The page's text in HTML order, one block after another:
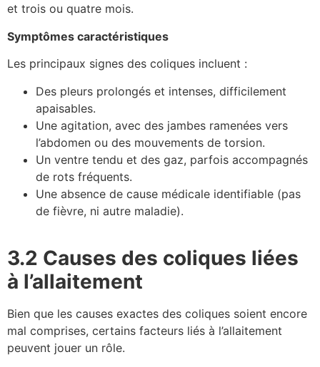
et trois ou quatre mois.
Symptômes caractéristiques
Les principaux signes des coliques incluent :
Des pleurs prolongés et intenses, difficilement
apaisables.
Une agitation, avec des jambes ramenées vers
l’abdomen ou des mouvements de torsion.
Un ventre tendu et des gaz, parfois accompagnés
de rots fréquents.
Une absence de cause médicale identifiable (pas
de fièvre, ni autre maladie).
3.2 Causes des coliques liées
à l’allaitement
Bien que les causes exactes des coliques soient encore
mal comprises, certains facteurs liés à l’allaitement
peuvent jouer un rôle.